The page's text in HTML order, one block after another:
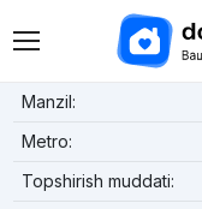
Manzil:
Metro:
Topshirish muddati: